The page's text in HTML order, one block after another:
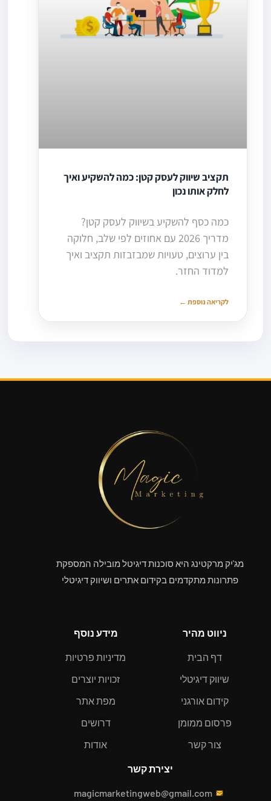
תקציב שיווק לעסק קטן: כמה להשקיע ואיך
לחלק אותו נכון
כמה כסף להשקיע בשיווק לעסק קטן?
מדריך 2026 עם אחוזים לפי שלב, חלוקה
בין ערוצים, טעויות שמבזבזות תקציב ואיך
למדוד החזר.
לקריאה נוספת ←
מג'יק מרקטינג היא סוכנות דיגיטל מובילה המספקת
פתרונות מתקדמים בקידום אתרים ושיווק דיגיטלי
ניווט מהיר
דף הבית
שיווק דיגיטלי
קידום אורגני
פרסום ממומן
צור קשר
מידע נוסף
מדיניות פרטיות
זכויות יוצרים
מפת אתר
דרושים
אודות
יצירת קשר
magicmarketingweb@gmail.com